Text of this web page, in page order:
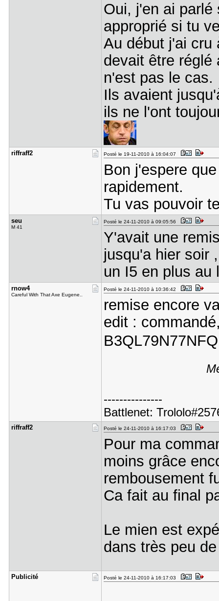
Oui, j'en ai
approprié si tu
Au début j'ai cru
devait être réglé
n'est pas le cas.
Ils avaient
ils ne l'ont
riffraff2 Posté le 19-11-2010 à 16:04:07
Bon j'espere
rapidement.
Tu vas pouvoir
seu
M 41
Posté le 24-11-2010 à 09:05:56
Y'avait une
jusqu'a hier soir
un I5 en plus
rnow4
Careful With That Axe Eugene..
Posté le 24-11-2010 à 10:36:42
remise encore
edit :
---------------
Battlenet:
riffraff2 Posté le 24-11-2010 à 16:17:03
Pour ma
moins grâce
rembousement
Ca fait au final
Le mien est
dans très peu
Publicité Posté le 24-11-2010 à 16:17:03